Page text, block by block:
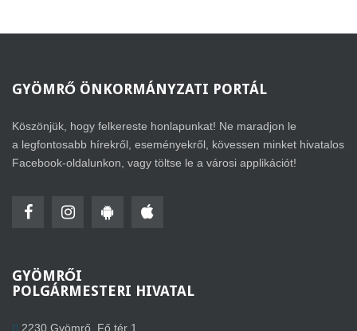
GYÖMRŐ ÖNKORMÁNYZATI PORTÁL
Köszönjük, hogy felkereste honlapunkat! Ne maradjon le
a legfontosabb hírekről, eseményekről, kövessen minket hivatalos
Facebook-oldalunkon, vagy töltse le a városi applikációt!
GYÖMRŐI
POLGÁRMESTERI HIVATAL
2230 Gyömrő, Fő tér 1.